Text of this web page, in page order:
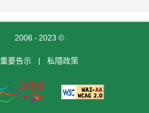
2006 - 2023 ©
重要告示 私隱政策